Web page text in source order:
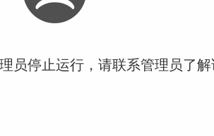
员停止运行，请联系管理员了